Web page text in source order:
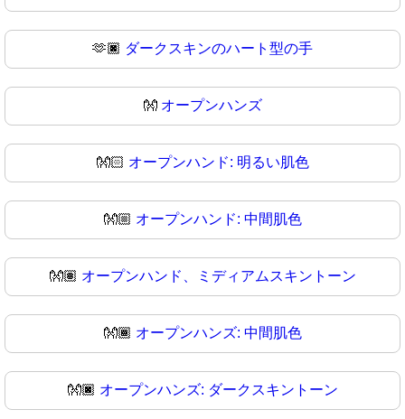
🫶🏿 ダークスキンのハート型の手
👐 オープンハンズ
👐🏻 オープンハンド: 明るい肌色
👐🏼 オープンハンド: 中間肌色
👐🏽 オープンハンド、ミディアムスキントーン
👐🏾 オープンハンズ: 中間肌色
👐🏿 オープンハンズ: ダークスキントーン